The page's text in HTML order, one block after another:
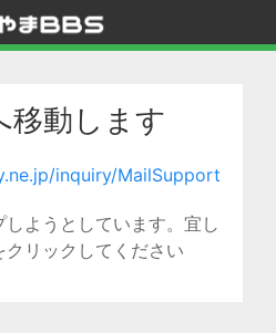
移動します
inquiry/MailSupport
ようとしています。宜し
リックしてください